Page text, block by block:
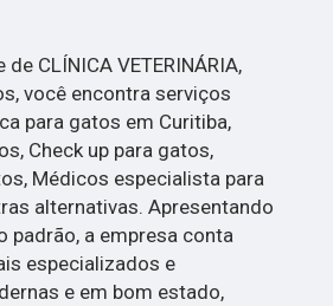
CLÍNICA VETERINÁRIA,
você encontra serviços
para gatos em Curitiba,
Check up para gatos,
Médicos especialista para
alternativas. Apresentando
padrão, a empresa conta
especializados e
e em bom estado,